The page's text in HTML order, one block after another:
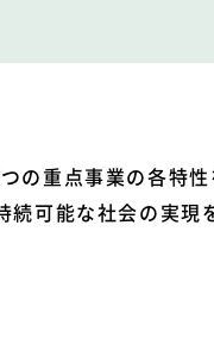
の重点事業の各特
可能な社会の実現